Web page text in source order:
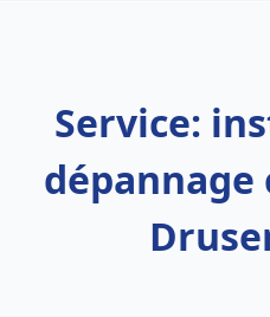
Service:
dépannage